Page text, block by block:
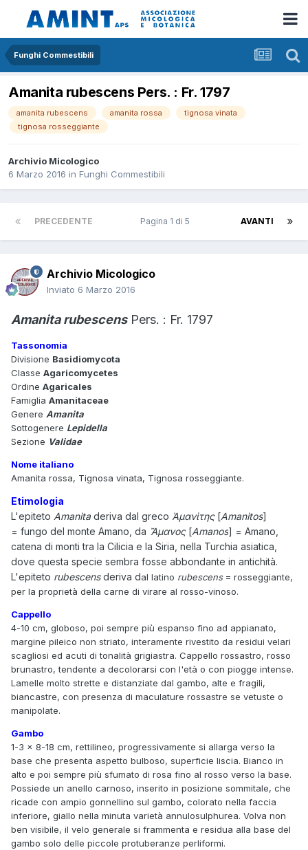
Funghi Commestibili
Amanita rubescens Pers. : Fr. 1797
amanita rubescens amanita rossa
tignosa vinata
tignosa rosseggiante
Archivio Micologico
6 Marzo 2016 in Funghi Commestibili
PRECEDENTE AVANTI
Pagina 1 di 5
Archivio Micologico
Inviato 6 Marzo 2016
Amanita rubescensPers. : Fr. 1797
Tassonomia
Divisione Basidiomycota
Classe Agaricomycetes
Ordine Agaricales
Famiglia Amanitaceae
Genere Amanita
Sottogenere Lepidella
Sezione Validae
Nome italiano
Amanita rossa, Tignosa vinata, Tignosa rosseggiante.
Etimologia
L'epiteto Amanita deriva dal greco Ἀμανὶτης [Amanitos]
= fungo del monte Amano, da Ἄμανος [Amanos] = Amano,
catena di monti tra la Cilicia e la Siria, nella Turchia asiatica,
dove questa specie sembra fosse abbondante in antichità.
L'epiteto rubescensderiva dal latino rubescens = rosseggiante,
per la proprietà della carne di virare al rosso-vinoso.
Cappello
4-10 cm, globoso, poi sempre più espanso fino ad appianato,
margine pileico non striato, interamente rivestito da residui velari
scagliosi ed acuti di tonalità grigiastra. Cappello rossastro, rosso
brunastro, tendente a decolorarsi con l'età o con piogge intense.
Lamelle molto strette e distanziate dal gambo, alte e fragili,
biancastre, con presenza di maculature rossastre se vetuste o
manipolate.
Gambo
1-3 × 8-18 cm, rettilineo, progressivamente si allarga verso la
base che presenta aspetto bulboso, superficie liscia. Bianco in
alto e poi sempre più sfumato di rosa fino al rosso verso la base.
Possiede un anello carnoso, inserito in posizione sommitale, che
ricade con ampio gonnellino sul gambo, colorato nella faccia
inferiore, giallo nella minuta varietà annulosulphurea. Volva non
ben visibile, il velo generale si frammenta e residua alla base del
gambo solo delle piccole protuberanze perliformi.